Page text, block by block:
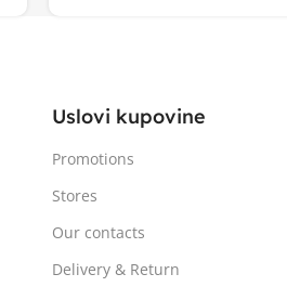
Uslovi kupovine
Promotions
Stores
Our contacts
Delivery & Return